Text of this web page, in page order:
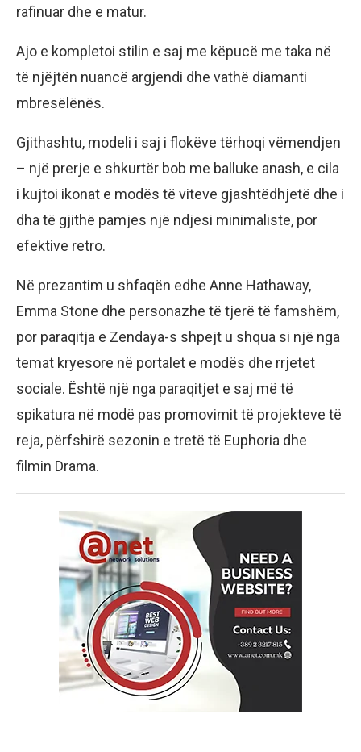
rafinuar dhe e matur.
Ajo e kompletoi stilin e saj me këpucë me taka në
të njëjtën nuancë argjendi dhe vathë diamanti
mbresëlënës.
Gjithashtu, modeli i saj i flokëve tërhoqi vëmendjen
– një prerje e shkurtër bob me balluke anash, e cila
i kujtoi ikonat e modës të viteve gjashtëdhjetë dhe i
dha të gjithë pamjes një ndjesi minimaliste, por
efektive retro.
Në prezantim u shfaqën edhe Anne Hathaway,
Emma Stone dhe personazhe të tjerë të famshëm,
por paraqitja e Zendaya-s shpejt u shqua si një nga
temat kryesore në portalet e modës dhe rrjetet
sociale. Është një nga paraqitjet e saj më të
spikatura në modë pas promovimit të projekteve të
reja, përfshirë sezonin e tretë të Euphoria dhe
filmin Drama.